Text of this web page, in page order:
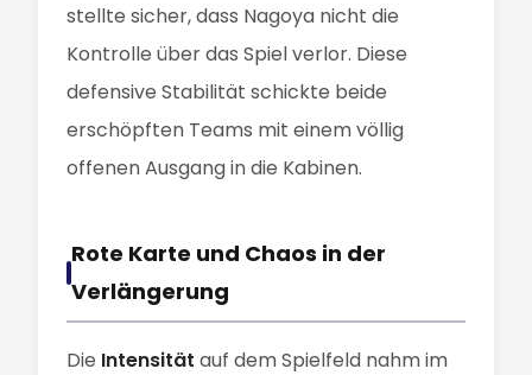
stellte sicher, dass Nagoya nicht die
Kontrolle über das Spiel verlor. Diese
defensive Stabilität schickte beide
erschöpften Teams mit einem völlig
offenen Ausgang in die Kabinen.
Rote Karte und Chaos in der
Verlängerung
Die Intensität auf dem Spielfeld nahm im